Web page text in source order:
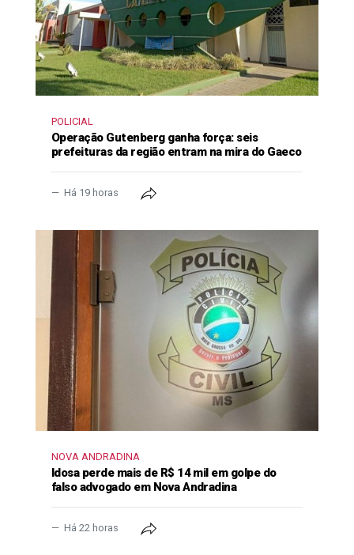
POLICIAL
Operação Gutenberg ganha força: seis
prefeituras da região entram na mira do Gaeco
Há 19 horas
NOVA ANDRADINA
Idosa perde mais de R$ 14 mil em golpe do
falso advogado em Nova Andradina
Há 22 horas